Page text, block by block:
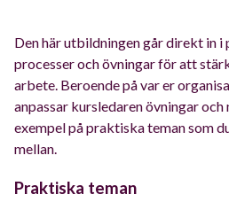
Den här utbildningen går direkt in i
processer och övningar för att
arbete. Beroende på var er
anpassar kursledaren övningar och
exempel på praktiska teman som
mellan.
Praktiska teman